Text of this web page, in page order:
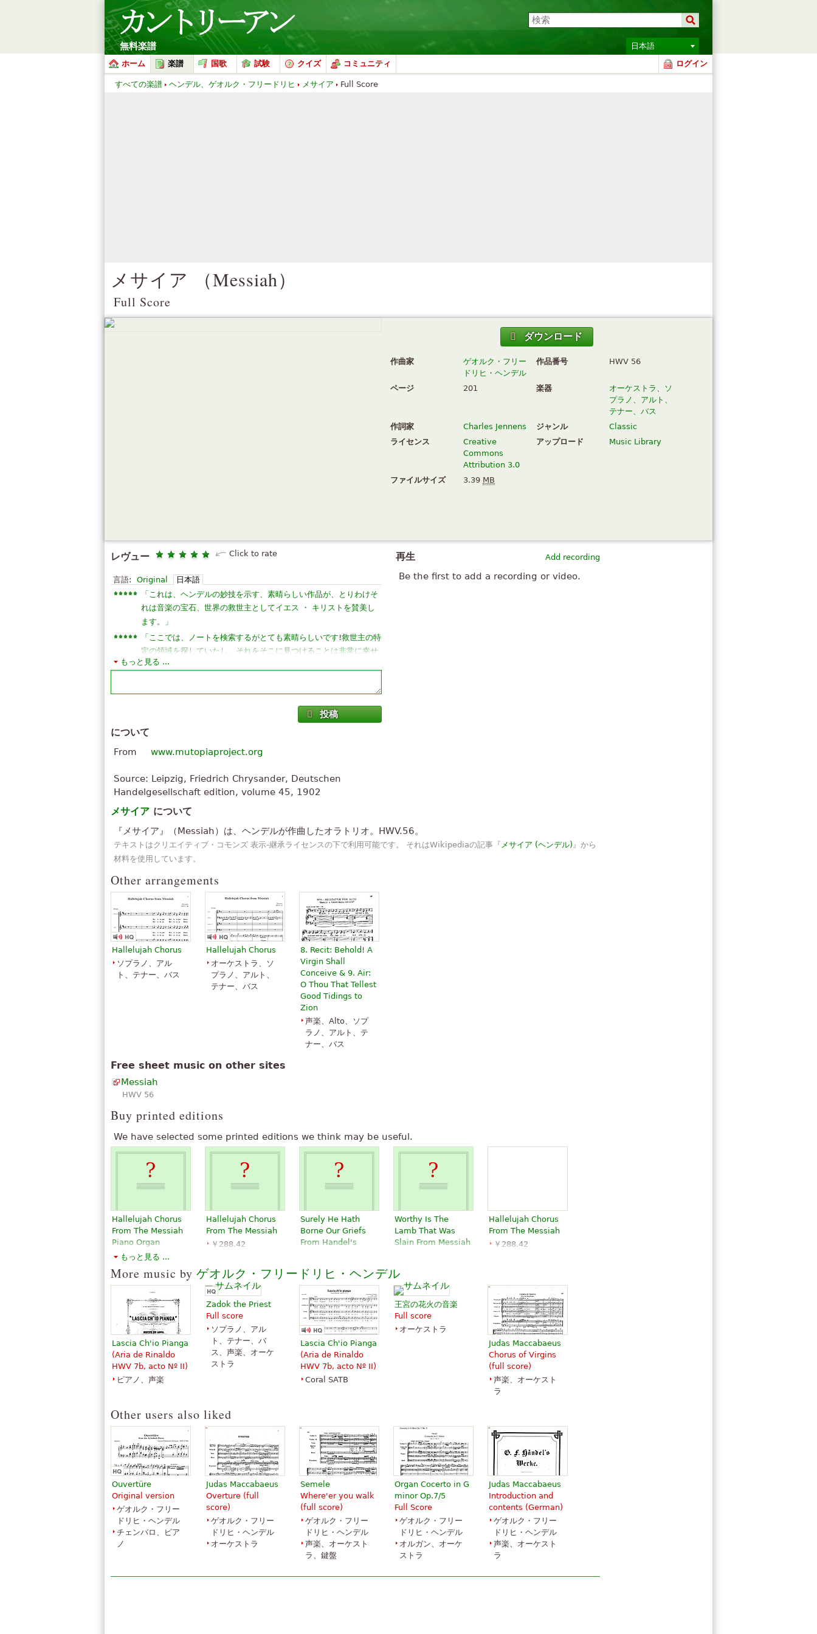
無料楽譜
日本語
ホーム
楽譜 国歌 試験 クイズ コミュニティ ログイン
メサイア （Messiah）
Full Score
ダウンロード
作曲家
ゲオルク・フリー
ドリヒ・ヘンデル
作品番号 HWV 56
ページ 201 楽器 オーケストラ 、
ソ
プラノ、アルト、
テナー、バス
作詞家
Charles Jennens ジャンル
Classic
ライセンス
Creative
Commons
Attribution 3.0
アップロード Music Library
ファイルサイズ 3.39 MB
Add recording
再生
Be the first to add a recording or video.
レヴュー Click to rate
言語: Original 日本語
「これは、ヘンデルの妙技を示す、素晴らしい作品が、とりわけそ
れは音楽の宝石、世界の救世主としてイエス ・ キリストを賛美し
ます。
」
「ここでは、ノートを検索するがとても素晴らしいです!救世主の特
定の領域を探していたし、それをそこに見つけることは非常に幸せ
だった」
ímpar, assim como a Missa em Si menor de Bach,
この仕事は栄光、この場所はすばらしい! おかげで x に歌手にサ
ポート。
私はヘンデルの作品が大好きです。
「 見つけるが難しいこれらのスコアを投稿いただきありがとうござ
いますインターネット x!」
「 種の偉大な古典的。私は、CD と wysłuchałem がある、おそら
く 200 回。」
「今まで書かれた音楽の最も素晴らしい高揚作品! 」
「非常に聖書の神聖な神学など素晴らしい。
すべて表示 (26)
もっと見る ...
投稿
について
From www.mutopiaproject.org
Source: Leipzig, Friedrich Chrysander, Deutschen
Handelgesellschaft edition, volume 45, 1902
メサイア について
『メサイア』（Messiah）は、ヘンデルが作曲したオラトリオ。HWV.56。
テキストはクリエイティブ・コモンズ 表示-継承ライセンスの下で利用可能です。 それはWikipediaの記事『 メサイア (ヘンデル) 』から
材料を使用しています。
Other arrangements
Hallelujah Chorus
ソプラノ、アル
ト、テナー、バス
Hallelujah Chorus
オーケストラ、ソ
プラノ、アルト、
テナー、バス
8. Recit: Behold! A
Virgin Shall
Conceive & 9. Air:
O Thou That Tellest
Good Tidings to
Zion
声楽、Alto、ソプ
ラノ、アルト、テ
ナー、バス
Free sheet music on other sites
Messiah
HWV 56
Buy printed editions
We have selected some printed editions we think may be useful.
Hallelujah Chorus
From The Messiah
Piano Organ
￥288.42
Piano, Organ,
Choir
G. Schirmer
Hallelujah Chorus
From The Messiah
￥288.42
G. Schirmer
Surely He Hath
Borne Our Griefs
From Handel's
￥288.42
Choral, Vocal
G. Schirmer
Worthy Is The
Lamb That Was
Slain From Messiah
Choral, Vocal
G. Schirmer
Hallelujah Chorus
From The Messiah
￥288.42
I Know That My
(from Messiah)
G. Schirmer
￥632.93
G. Schirmer
Voice
G. Schirmer
G. Schirmer
Hallelujah (from
Messiah)
G. Schirmer
Messiah (Oratorio,
1741)
G. Schirmer
Messiah (Oratorio,
1741) - Violin II
G. Schirmer
Messiah (Oratorio,
1741) - Violin I
￥793.16
G. Schirmer
Messiah (Oratorio,
1741)
￥793.16
G. Schirmer
Messiah (Oratorio,
1741)
￥793.16
Trumpet
もっと見る ...
More music by ゲオルク・フリードリヒ・ヘンデル
Lascia Ch'io Pianga
(Aria de Rinaldo
HWV 7b, acto Nº II)
ピアノ、声楽
Zadok the Priest
Full score
ソプラノ、アル
ト、テナー、バ
ス、声楽、オーケ
ストラ
Lascia Ch'io Pianga
(Aria de Rinaldo
HWV 7b, acto Nº II)
Coral SATB
王宮の花火の音楽
Full score
オーケストラ
Judas Maccabaeus
Chorus of Virgins
(full score)
声楽、オーケスト
ラ
Other users also liked
Ouvertüre
Original version
ゲオルク・フリー
ドリヒ・ヘンデル
チェンバロ、ピア
ノ
Judas Maccabaeus
Overture (full
score)
ゲオルク・フリー
ドリヒ・ヘンデル
オーケストラ
Semele
Where'er you walk
(full score)
ゲオルク・フリー
ドリヒ・ヘンデル
声楽、オーケスト
ラ、鍵盤
Organ Cocerto in G
minor Op.7/5
Full Score
ゲオルク・フリー
ドリヒ・ヘンデル
オルガン、オーケ
ストラ
Judas Maccabaeus
Introduction and
contents (German)
ゲオルク・フリー
ドリヒ・ヘンデル
声楽、オーケスト
ラ
すべての楽譜 ヘンデル、ゲオルク・フリードリヒ メサイア Full Score